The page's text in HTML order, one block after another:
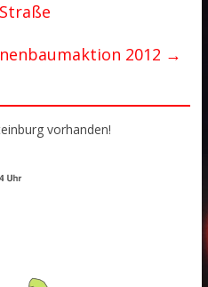
2012 →
vorhanden!